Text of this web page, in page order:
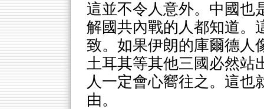
這並不令人意外。中國也
解國共內戰的人都知道。
致。如果伊朗的庫爾德人
土耳其等其他三國必然站
人一定會心嚮往之。這也
由。